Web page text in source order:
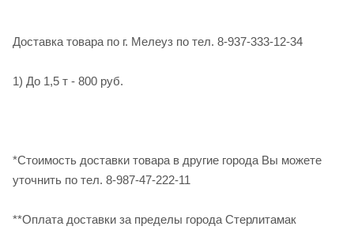
Доставка товара по г. Мелеуз по тел. 8-937-333-12-34
1) До 1,5 т - 800 руб.
*Стоимость доставки товара в другие города Вы можете
уточнить по тел. 8-987-47-222-11
**Оплата доставки за пределы города Стерлитамак